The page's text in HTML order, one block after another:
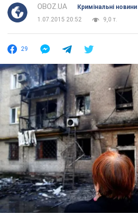
OBOZ.UA
Кримінальні новини
1.07.2015 20:52
9,0 т.
29